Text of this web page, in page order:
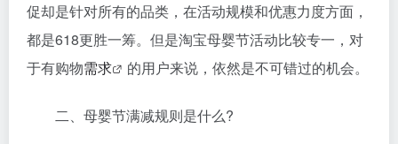
促却是针对所有的品类，在活动规模和优惠力度方面，
都是618更胜一筹。但是淘宝母婴节活动比较专一，对
于有购物需求 的用户来说，依然是不可错过的机会。
二、母婴节满减规则是什么?